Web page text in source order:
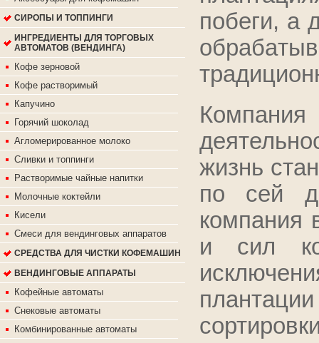
СИРОПЫ И ТОППИНГИ
ИНГРЕДИЕНТЫ ДЛЯ ТОРГОВЫХ
АВТОМАТОВ (ВЕНДИНГА)
Кофе зерновой
Кофе растворимый
Капучино
Горячий шоколад
Агломерированное молоко
Сливки и топпинги
Растворимые чайные напитки
Молочные коктейли
Кисели
Смеси для вендинговых аппаратов
СРЕДСТВА ДЛЯ ЧИСТКИ КОФЕМАШИН
ВЕНДИНГОВЫЕ АППАРАТЫ
Кофейные автоматы
Снековые автоматы
Комбинированные автоматы
пoбeги, a
жизнь
по сей
компания
и сил